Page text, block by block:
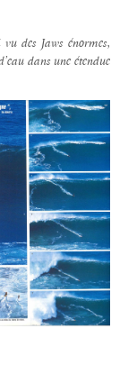
vu des Jaws énormes,
dans une étendue